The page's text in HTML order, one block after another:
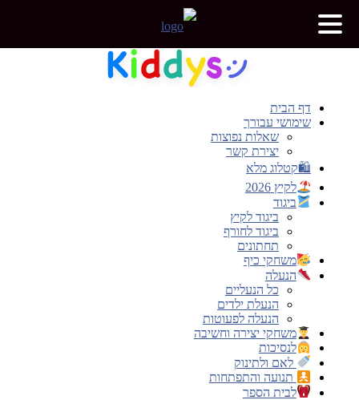
דף הבית
שימושי עבורך
שאלות נפוצות
יצירת קשר
🛍קטלוג מלא
לקיץ 2026
ביגוד
ביגוד לקיץ
ביגוד לחורף
תחתונים
משחקי כיף
הנעלה
כל הנעליים
הנעלת ילדים
הנעלה לפעוטות
משחקי יצירה וחשיבה
לנסיכות
לאם ולתינוק
תנועה והתפתחות
לבית הספר